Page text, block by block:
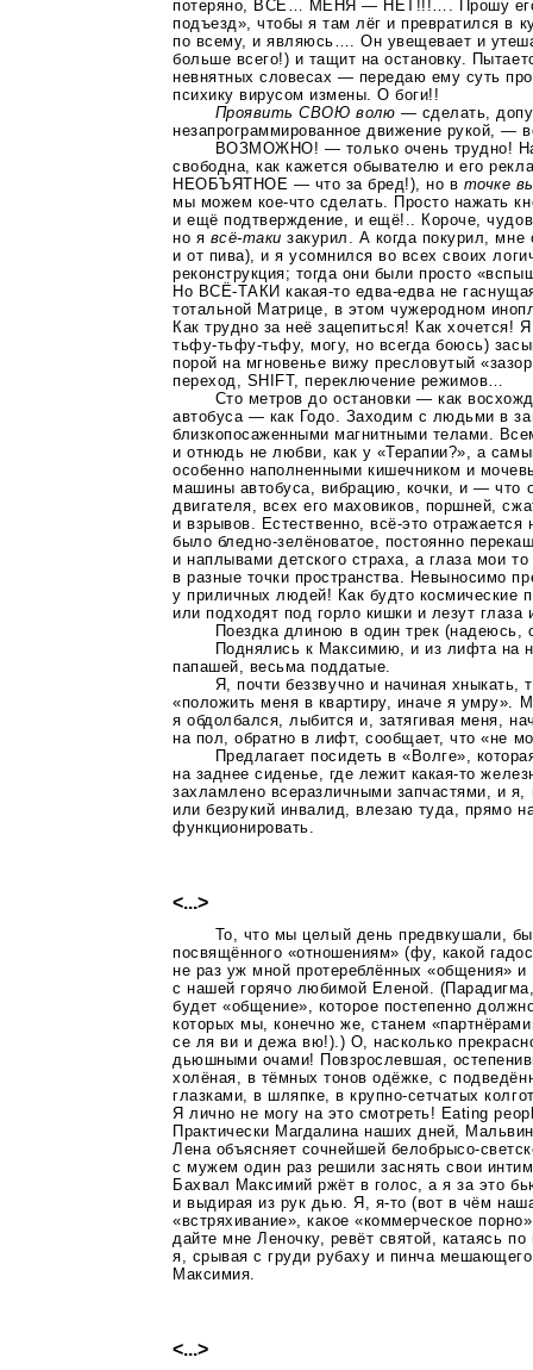
потеряно, ВСЁ… МЕНЯ — НЕТ!!!…. Прошу
подъезд», чтобы я там лёг и превратился в
по всему, и являюсь…. Он увещевает и
больше всего!) и тащит на остановку.
невнятных словесах — передаю ему суть
психику вирусом измены. О боги!!
Проявить СВОЮ волю — сделать,
незапрограммированное движение рукой, —
ВОЗМОЖНО! — только очень трудно!
свободна, как кажется обывателю и его
НЕОБЪЯТНОЕ — что за бред!), но в точке
мы можем кое-что сделать. Просто нажать
и ещё подтверждение, и ещё!.. Короче,
но я всё-таки закурил. А когда покурил,
и от пива), и я усомнился во всех своих
реконструкция; тогда они были просто
Но ВСЁ-ТАКИ какая-то едва-едване
тотальной Матрице, в этом чужеродном
Как трудно за неё зацепиться! Как хочется!
тьфу-тьфу-тьфу, могу, но всегда боюсь)
порой на мгновенье вижу пресловутый
переход, SHIFT, переключение режимов…
Сто метров до остановки — как
автобуса — как Годо. Заходим с людьми в
близкопосаженными магнитными телами.
и отнюдь не любви, как у «Терапии?», а
особенно наполненными кишечником и
машины автобуса, вибрацию, кочки, и — что
двигателя, всех его маховиков, поршней,
и взрывов. Естественно,всё-это
было бледно-зелёноватое, постоянно
и наплывами детского страха, а глаза мои
в разные точки пространства. Невыносимо
у приличных людей! Как будто космические
или подходят под горло кишки и лезут глаза
Поездка длиною в один трек
Поднялись к Максимию, и из лифта на
папашей, весьма поддатые.
Я, почти беззвучно и начиная
«положить меня в квартиру, иначе я умру».
я обдолбался, лыбится и, затягивая меня,
на пол, обратно в лифт, сообщает, что «не
Предлагает посидеть в «Волге»,
на заднее сиденье, где лежит какая-то
захламлено всеразличными запчастями, и я,
или безрукий инвалид, влезаю туда, прямо
функционировать.
<...>
То, что мы целый день предвкушали,
посвящённого «отношениям» (фу, какой
не раз уж мной протереблённых «общения» и
с нашей горячо любимой Еленой.
будет «общение», которое постепенно
которых мы, конечно же, станем
се ля ви и дежа вю!).) О, насколько
дьюшными очами! Повзрослевшая,
холёная, в тёмных тонов одёжке, с
глазками, в шляпке, вкрупно-сетчатых
Я лично не могу на это смотреть! Eating
Практически Магдалина наших дней,
Лена объясняет сочнейшей белобрысо-
с мужем один раз решили заснять свои
Бахвал Максимий ржёт в голос, а я за это
и выдирая из рук дью. Я, я-то (вот в чём
«встряхивание», какое «коммерческое
дайте мне Леночку, ревёт святой, катаясь
я, срывая с груди рубаху и пинча мешающего
Максимия.
<...>